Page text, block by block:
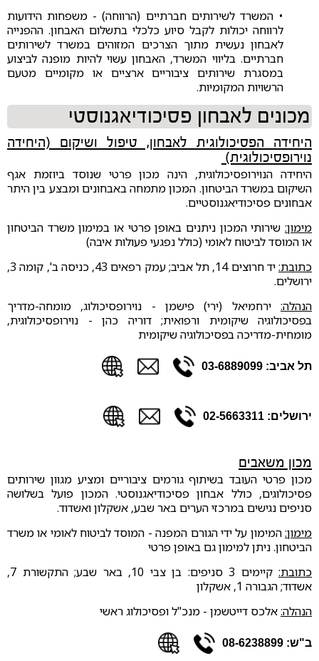
• המשרד לשירותים חברתיים (הרווחה) - משפחות הידועות
לרווחה יכולות לקבל סיוע כלכלי בתשלום האבחון. ההפנייה
לאבחון נעשית מתוך הצרכים המזוהים במשרד לשירותים
חברתיים. בליווי המשרד, האבחון עשוי להיות מופנה לביצוע
במסגרת שירותים ציבוריים ארציים או מקומיים מטעם
הרשויות המקומיות.
מכונים לאבחון פסיכודיאגנוסטי
היחידה הפסיכולוגית לאבחון, טיפול ושיקום (היחידה
נוירופסיכולוגית)
היחידה הנוירופסיכולוגית, הינה מכון פרטי שנוסד ביוזמת אגף
השיקום במשרד הביטחון. המכון מתמחה באבחונים ומבצע בין היתר
אבחונים פסיכודיאגנוסטיים.
מימון: שירותי המכון ניתנים באופן פרטי או במימון משרד הביטחון
או המוסד לביטוח לאומי (כולל נפגעי פעולות איבה)
כתובת:
יד חרוצים 14, תל אביב; עמק רפאים 43, כניסה ב', קומה 3,
ירושלים.
הנהלה: ירחמיאל (ירי) פישמן - נוירופסיכולוג, מומחה-מדריך
בפסיכולוגיה שיקומית ורפואית; דוריה כהן - נוירופסיכולוגית,
מומחית-מדריכה בפסיכולוגיה שיקומית
תל אביב: 03-6889099
ירושלים: 02-5663311
מכון משאבים
מכון פרטי העובד בשיתוף גורמים ציבוריים ומציע מגוון שירותים
פסיכולוגים, כולל אבחון פסיכודיאגנוסטי. המכון פועל בשלושה
סניפים נגישים במרכזי הערים באר שבע, אשקלון ואשדוד.
מימון:המימון על ידי הגורם המפנה - המוסד לביטוח לאומי או משרד
הביטחון. ניתן למימון גם באופן פרטי
כתובת:
קיימים 3 סניפים: בן צבי 10, באר שבע; התקשורת 7,
אשדוד; הגבורה 1, אשקלון
הנהלה:אלכס דייטשמן - מנכ"ל ופסיכולוג ראשי
ב"ש: 08-6238899